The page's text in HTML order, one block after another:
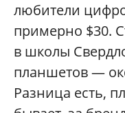
любители
примерно $30.
в школы
планшетов —
Разница есть,